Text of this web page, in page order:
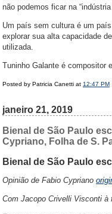
não podemos ficar na
Um país sem cultura é um
explorar sua alta capacidade
utilizada.
Tuninho Galante é compositor
Posted by Patricia Canetti at 12:47 PM
janeiro 21, 2019
Bienal de São Paulo
Cypriano, Folha de S.
Bienal de São Paulo
Opinião de Fabio Cypriano
Com Jacopo Crivelli Visconti